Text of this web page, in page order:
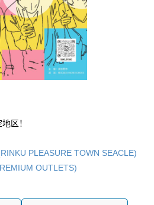
区！
PLEASURE TOWN SEACLE)
OUTLETS)